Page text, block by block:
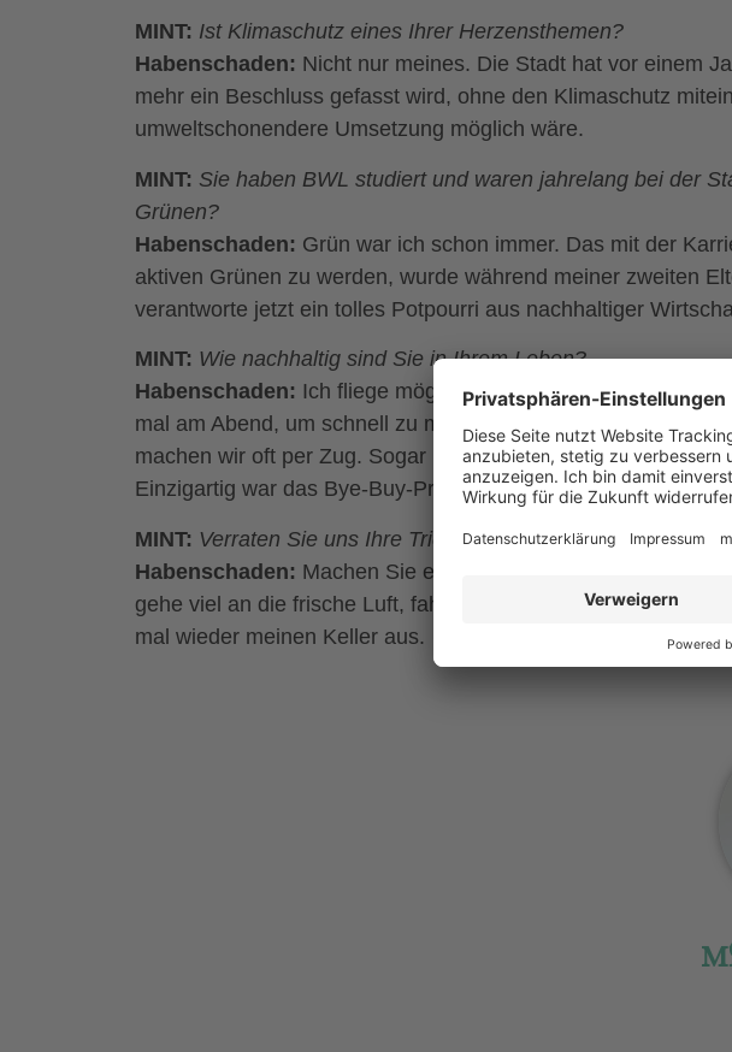
MINT: Ist Klimaschutz eines Ihrer Herzensthemen?
Habenschaden: Nicht nur meines. Die Stadt hat vor einem
mehr ein Beschluss gefasst wird, ohne den Klimaschutz
umweltschonendere Umsetzung möglich wäre.
MINT: Sie haben BWL studiert und waren jahrelang bei der
Grünen?
Habenschaden: Grün war ich schon immer. Das mit der
aktiven Grünen zu werden, wurde während meiner zweiten
verantworte jetzt ein tolles Potpourri aus nachhaltiger
MINT: Wie nachhaltig sind Sie in Ihrem Leben?
Habenschaden: Ich fliege möglichst wenig, radle zur S-
mal am Abend, um schnell zu meiner Familie zu kommen.
machen wir oft per Zug. Sogar nach Marokko ging es per
Einzigartig war das Bye-Buy-Projekt mit einer Freundin, wo
MINT: Verraten Sie uns Ihre Tricks, um trotz
Habenschaden: Machen Sie es wie ich: Schauen Sie auf
gehe viel an die frische Luft, fahre in die Berge, lese, treffe
mal wieder meinen Keller aus.